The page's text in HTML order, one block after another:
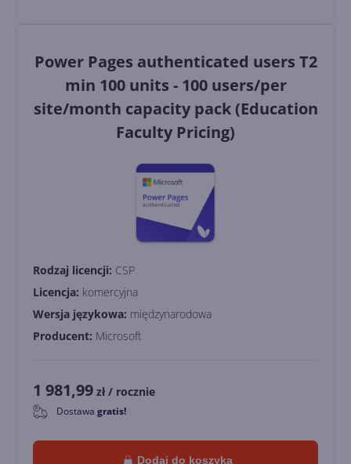
Power Pages authenticated users T2
min 100 units - 100 users/per
site/month capacity pack (Education
Faculty Pricing)
Rodzaj licencji: CSP
Licencja: komercyjna
Wersja językowa: międzynarodowa
Producent: Microsoft
1 981,99 zł / rocznie
0 Dostawa gratis!
Dodaj do koszyka